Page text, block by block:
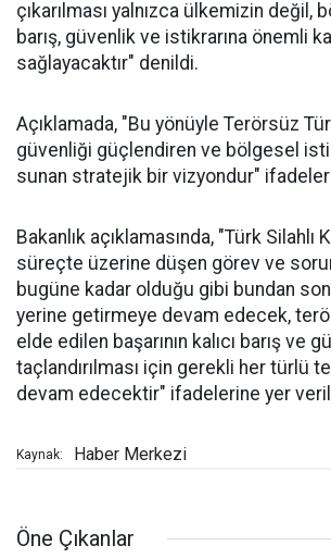
çıkarılması yalnızca ülkemizin değil,
barış, güvenlik ve istikrarına önemli
sağlayacaktır" denildi.
Açıklamada, "Bu yönüyle Terörsüz
güvenliği güçlendiren ve bölgesel
sunan stratejik bir vizyondur" ifadeleri
Bakanlık açıklamasında, "Türk
süreçte üzerine düşen görev ve
bugüne kadar olduğu gibi bundan
yerine getirmeye devam edecek,
elde edilen başarının kalıcı barış ve
taçlandırılması için gerekli her türlü
devam edecektir" ifadelerine yer
Kaynak: Haber Merkezi
Öne Çıkanlar